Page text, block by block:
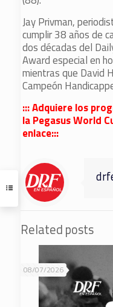
Jay Privman,
cumplir 38 años de
dos décadas del
Award especial en
mientras que David
Campeón
::: Adquiere los
la Pegasus World
enlace:::
Related posts
08/07/2026